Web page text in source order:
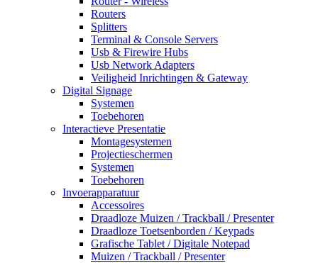
Routers
Splitters
Terminal & Console Servers
Usb & Firewire Hubs
Usb Network Adapters
Veiligheid Inrichtingen & Gateway
Digital Signage
Systemen
Toebehoren
Interactieve Presentatie
Montagesystemen
Projectieschermen
Systemen
Toebehoren
Invoerapparatuur
Accessoires
Draadloze Muizen / Trackball / Presenter
Draadloze Toetsenborden / Keypads
Grafische Tablet / Digitale Notepad
Muizen / Trackball / Presenter